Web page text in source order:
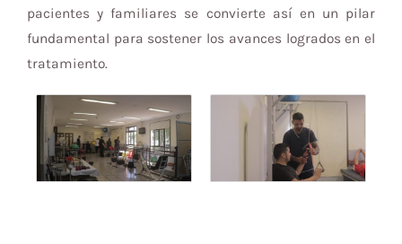
pacientes y familiares se convierte así en un pilar
fundamental para sostener los avances logrados en el
tratamiento.